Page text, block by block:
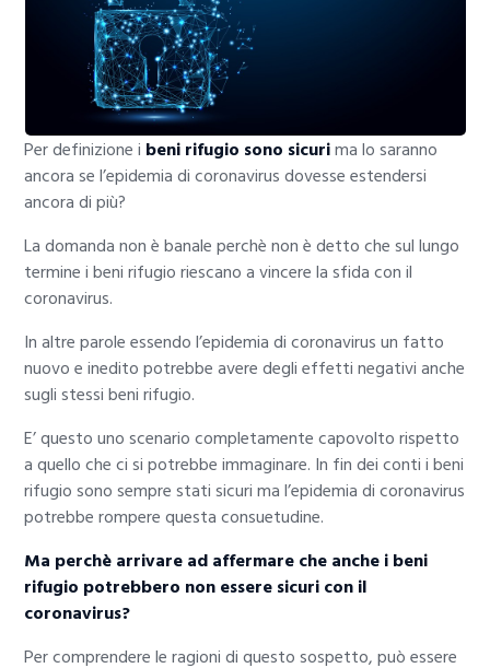
Per definizione i beni rifugio sono sicurima lo saranno
ancora se l’epidemia di coronavirus dovesse estendersi
ancora di più?
La domanda non è banale perchè non è detto che sul lungo
termine i beni rifugio riescano a vincere la sfida con il
coronavirus.
In altre parole essendo l’epidemia di coronavirus un fatto
nuovo e inedito potrebbe avere degli effetti negativi anche
sugli stessi beni rifugio.
E’ questo uno scenario completamente capovolto rispetto
a quello che ci si potrebbe immaginare. In fin dei conti i beni
rifugio sono sempre stati sicuri ma l’epidemia di coronavirus
potrebbe rompere questa consuetudine.
Ma perchè arrivare ad affermare che anche i beni
rifugio potrebbero non essere sicuri con il
coronavirus?
Per comprendere le ragioni di questo sospetto, può essere